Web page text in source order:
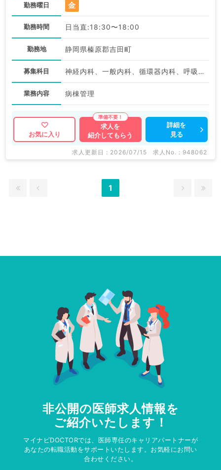
勤務曜日 金
勤務時間 日当直:18:30〜18:00
勤務地 静岡県榛原郡吉田町
募集科目 神経内科、一般内科、循環器内科、呼吸器内科、消化器内科、内分泌・代謝内科、腎臓内科、老年内科、血液内科、膠原病科
業務内容 病棟管理
お気に入り
求人を
紹介してもらう
詳細を
見る
求人更新日 : 2026/07/15 求人No. : 948062
1
非公開の医師求人情報を
ご紹介いたします！
マイナビDOCTORでは、医師専任のキャリアパートナーが
あなたの転職活動をサポートいたします。お気軽にお問い
合わせください。